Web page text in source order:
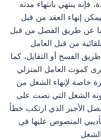
إنهاء العقد من قبل
إما عن طريق الفصل من قبل
من قبل العامل
الفسخ أو التقايل، كما
خاصة لإنهاء الشغل من
الشغل التي نصت على
الأجير الذي ارتكب خطأ
المنصوص عليها في